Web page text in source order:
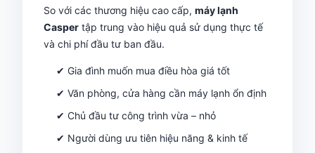
So với các thương hiệu cao cấp, máy lạnh
Casper tập trung vào hiệu quả sử dụng thực tế
và chi phí đầu tư ban đầu.
✔ Gia đình muốn mua điều hòa giá tốt
✔ Văn phòng, cửa hàng cần máy lạnh ổn định
✔ Chủ đầu tư công trình vừa – nhỏ
✔ Người dùng ưu tiên hiệu năng & kinh tế